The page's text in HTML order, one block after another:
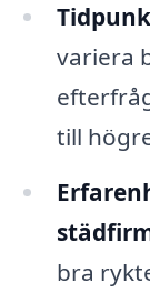
variera
till
bra